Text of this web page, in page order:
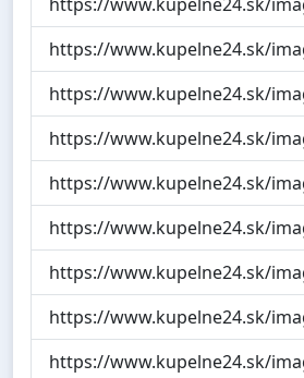
https://www.kupelne24.sk/
https://www.kupelne24.sk/
https://www.kupelne24.sk/
https://www.kupelne24.sk/
https://www.kupelne24.sk/
https://www.kupelne24.sk/
https://www.kupelne24.sk/
https://www.kupelne24.sk/